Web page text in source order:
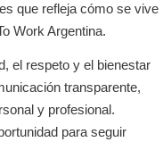
que refleja cómo se vive
Work Argentina.
el respeto y el bienestar
transparente,
y profesional.
para seguir